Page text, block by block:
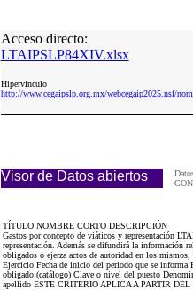
Acceso directo:
LTAIPSLP84XIV.xlsx
Hipervinculo
http://www.cegaipslp.org.mx/webcegaip2025.nsf/
Visor de Datos abiertos
TÍTULO NOMBRE CORTO DESCRIPCIÓN
Gastos por concepto de viáticos y representación
representación. Además se difundirá la información
obligados o ejerza actos de autoridad en los
Ejercicio Fecha de inicio del periodo que se
obligado (catálogo) Clave o nivel del puesto
apellido ESTE CRITERIO APLICA A PARTIR DEL